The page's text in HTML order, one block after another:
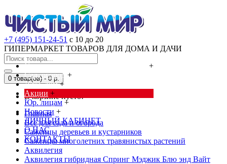
+7 (495) 151-24-51 с 10 до 20
ГИПЕРМАРКЕТ ТОВАРОВ ДЛЯ ДОМА И ДАЧИ
Cредства от насекомых и грызунов
+
Сад, огород +
Дача, дом +
Акции +
Юр. лицам +
Новости +
ЛИЧНЫЙ КАБИНЕТ
О НАС
КОНТАКТЫ
0 товар(ов) - 0 р.
В корзине пусто!
Главная
Всё для сада и огорода
Саженцы деревьев и кустарников
Саженцы многолетних травянистых растений
Аквилегия
Аквилегия гибридная Спринг Мэджик Блю энд Вайт